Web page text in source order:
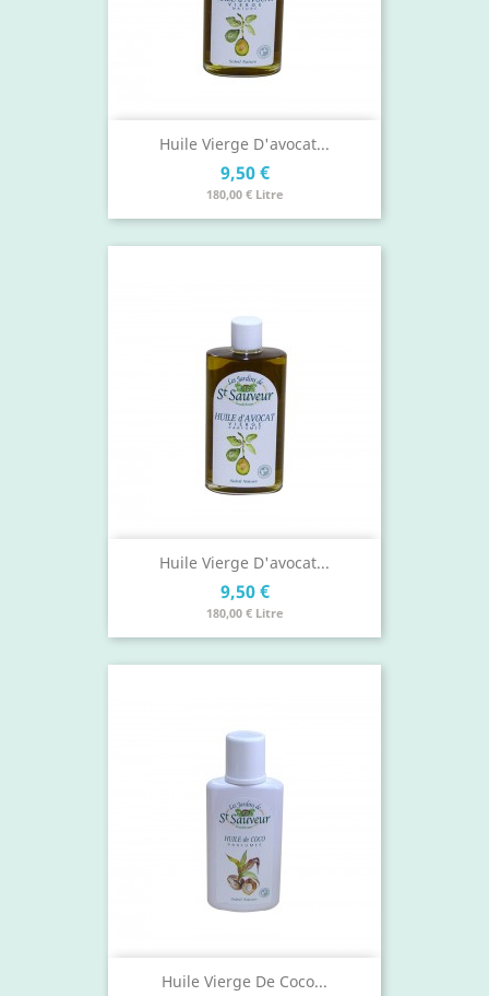
Huile Vierge D'avocat...
Prix
9,50 €
180,00 € Litre
Huile Vierge D'avocat...
Prix
9,50 €
180,00 € Litre
Huile Vierge De Coco...